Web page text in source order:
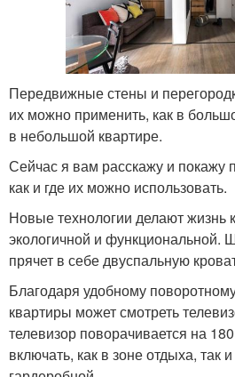
Передвижные стены и
их можно применить, как в
в небольшой квартире.
Сейчас я вам расскажу и покажу
как и где их можно использовать.
Новые технологии делают жизнь
экологичной и
прячет в себе двуспальную
Благодаря удобному
квартиры может смотреть
телевизор поворачивается на
включать, как в зоне отдыха, так